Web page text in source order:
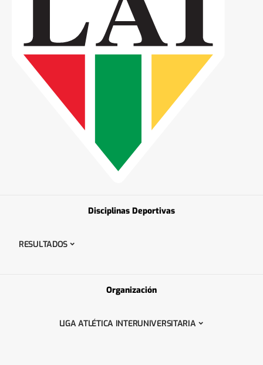
Disciplinas Deportivas
RESULTADOS
Organización
LIGA ATLÉTICA INTERUNIVERSITARIA